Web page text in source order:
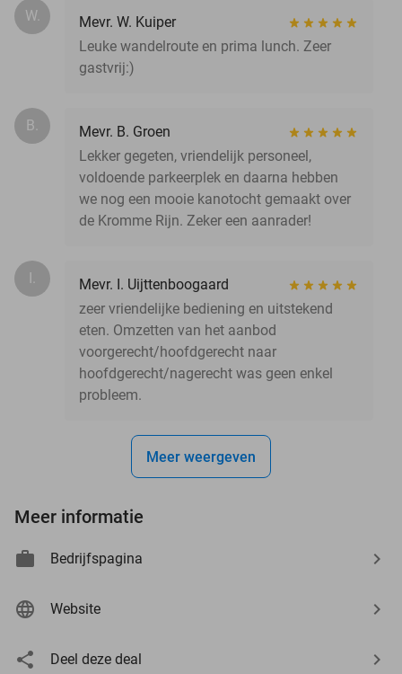
W.
Mevr. W. Kuiper
Leuke wandelroute en prima lunch. Zeer
gastvrij:)
B.
Mevr. B. Groen
Lekker gegeten, vriendelijk personeel,
voldoende parkeerplek en daarna hebben
we nog een mooie kanotocht gemaakt over
de Kromme Rijn. Zeker een aanrader!
I.
Mevr. I. Uijttenboogaard
zeer vriendelijke bediening en uitstekend
eten. Omzetten van het aanbod
voorgerecht/hoofdgerecht naar
hoofdgerecht/nagerecht was geen enkel
probleem.
Meer weergeven
Meer informatie
Bedrijfspagina
Website
Deel deze deal